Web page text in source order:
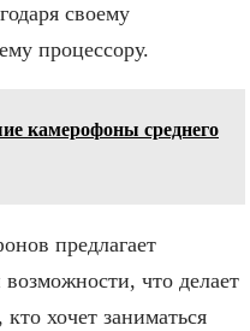
своему
процессору.
камерофоны среднего
предлагает
что делает
хочет заниматься